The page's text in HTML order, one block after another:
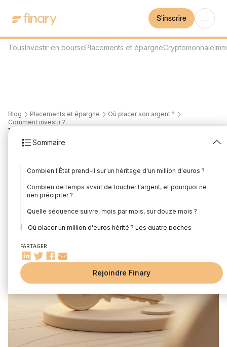
S'inscrire
TousInvestir en boursePlacements et épargneCryptomonnaie
Blog Placements et épargne
Où placer son argent ?
Comment investir ?
Sommaire
Combien l'État prend-il sur un héritage d'un million d'euros ?
Combien de temps avant de toucher l'argent, et pourquoi ne
rien précipiter ?
Quelle séquence suivre, mois par mois, sur douze mois ?
Où placer un million d'euros hérité ? Les quatre poches
Quelles erreurs coûtent le plus cher sur un héritage ?
Finary One, pour tenir la séquence
Quel est l'abattement sur une succession en ligne directe ?
Combien de temps faut-il pour toucher l'argent d'une
succession ?
Faut-il payer les droits de succession avant d'hériter ?
PARTAGER
Rejoindre Finary
18
Rédigé parRomain Marais Romain Marais